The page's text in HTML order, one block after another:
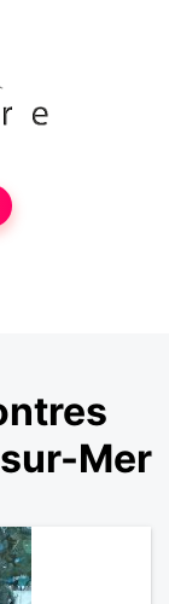
Mer